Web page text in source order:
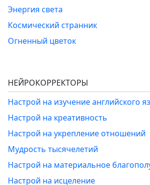
Энергия света
Космический странник
Огненный цветок
НЕЙРОКОРРЕКТОРЫ
Настрой на изучение английского
Настрой на креативность
Настрой на укрепление отношений
Мудрость тысячелетий
Настрой на материальное
Настрой на исцеление